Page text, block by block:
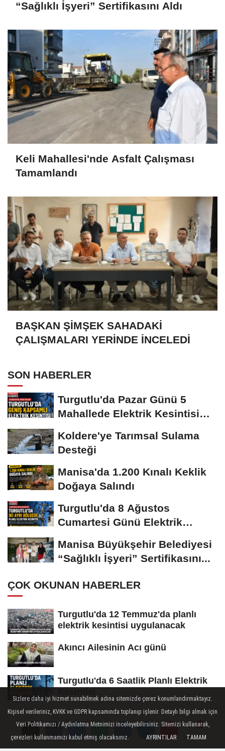
Yorumlar
Yorumlar
“Sağlıklı İşyeri” Sertifikasını Aldı
Keli Mahallesi'nde Asfalt Çalışması
Tamamlandı
BAŞKAN ŞİMŞEK SAHADAKİ
ÇALIŞMALARI YERİNDE İNCELEDİ
SON HABERLER
Turgutlu'da Pazar Günü 5
Mahallede Elektrik Kesintisi
Koldere'ye Tarımsal Sulama
Desteği
Manisa'da 1.200 Kınalı Keklik
Doğaya Salındı
Turgutlu'da 8 Ağustos
Cumartesi Günü Elektrik
Manisa Büyükşehir Belediyesi
“Sağlıklı İşyeri” Sertifikasını...
ÇOK OKUNAN HABERLER
Turgutlu'da 12 Temmuz'da planlı
elektrik kesintisi uygulanacak
Akıncı Ailesinin Acı günü
Turgutlu'da 6 Saatlik Planlı Elektrik
Sizlere daha iyi hizmet sunabilmek adına sitemizde çerez konumlandırmaktayız.
Kişisel verileriniz, KVKK ve GDPR kapsamında toplanıp işlenir. Detaylı bilgi almak için
Veri Politikamızı / Aydınlatma Metnimizi inceleyebilirsiniz. Sitemizi kullanarak,
çerezleri kullanmamızı kabul etmiş olacaksınız.
AYRINTILAR TAMAM